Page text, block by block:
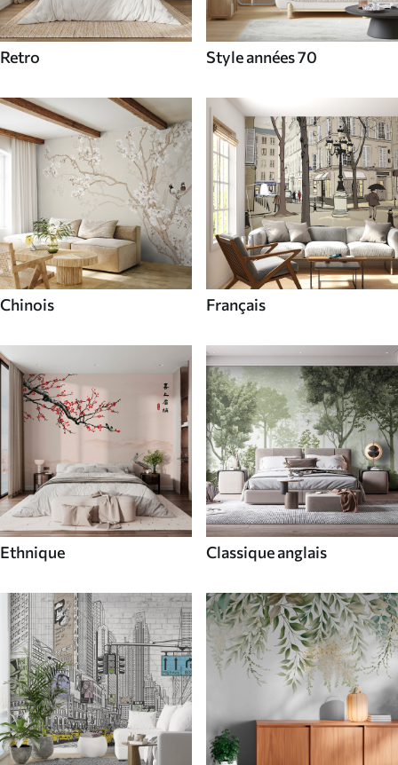
Retro Style années 70
Chinois Français
Ethnique Classique anglais